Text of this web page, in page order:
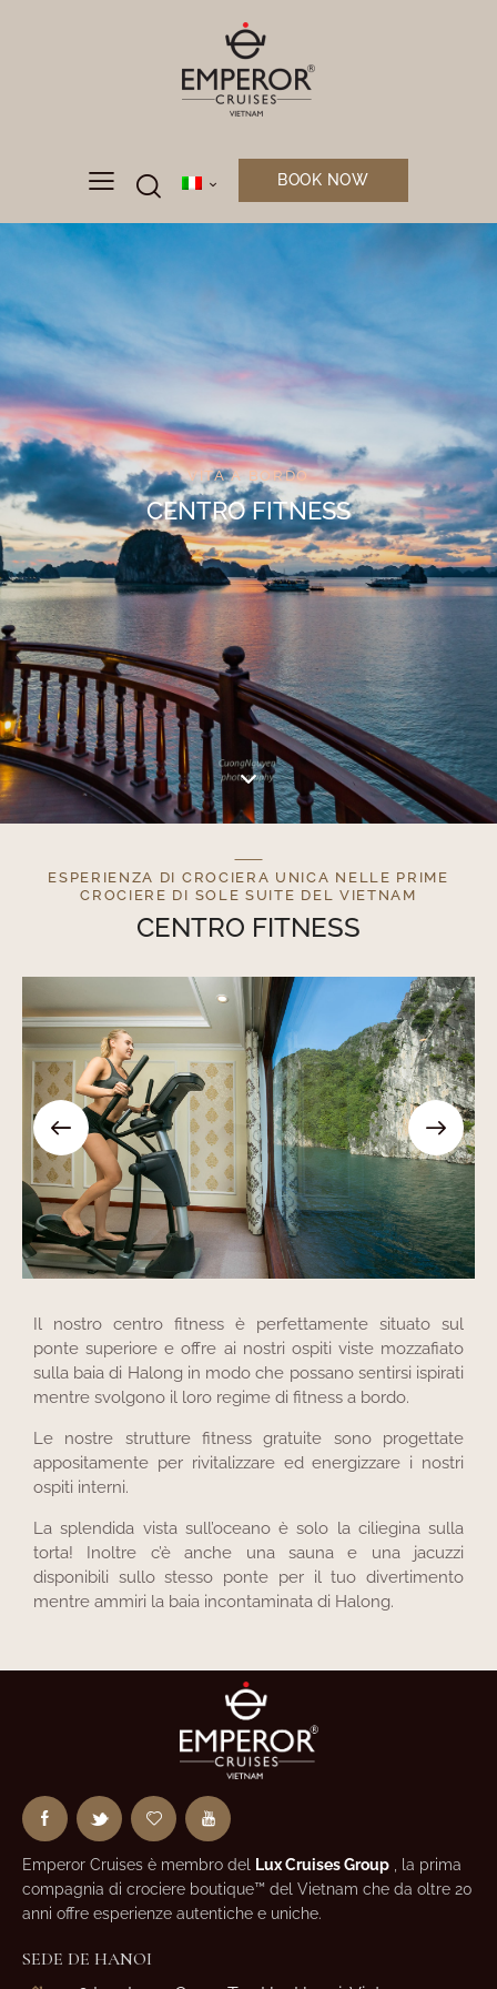
BOOK NOW
VITA A BORDO
CENTRO FITNESS
ESPERIENZA DI CROCIERA UNICA NELLE PRIME
CROCIERE DI SOLE SUITE DEL VIETNAM
CENTRO FITNESS
Il nostro centro fitness è perfettamente situato sul
ponte superiore e offre ai nostri ospiti viste mozzafiato
sulla baia di Halong in modo che possano sentirsi ispirati
mentre svolgono il loro regime di fitness a bordo.
Le nostre strutture fitness gratuite sono progettate
appositamente per rivitalizzare ed energizzare i nostri
ospiti interni.
La splendida vista sull’oceano è solo la ciliegina sulla
torta! Inoltre c’è anche una sauna e una jacuzzi
disponibili sullo stesso ponte per il tuo divertimento
mentre ammiri la baia incontaminata di Halong.
Emperor Cruises è membro del Lux Cruises Group , la prima
compagnia di crociere boutique™ del Vietnam che da oltre 20
anni offre esperienze autentiche e uniche.
SEDE DE HANOI